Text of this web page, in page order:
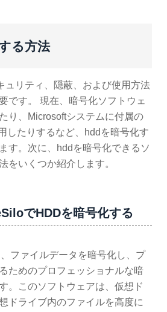
る方法
ュリティ、隠蔽、および使用方法
です。 現在、暗号化ソフトウェ
り、Microsoftシステムに付属の
したりするなど、hddを暗号化す
す。次に、hddを暗号化できるソ
をいくつか紹介します。
でHDDを暗号化する
ファイルデータを暗号化し、プ
ためのプロフェッショナルな暗
。このソフトウェアは、仮想ド
ドライブ内のファイルを高度に